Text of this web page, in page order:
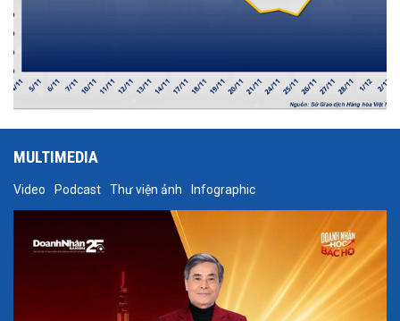
MULTIMEDIA
Video Podcast Thư viện ảnh Infographic